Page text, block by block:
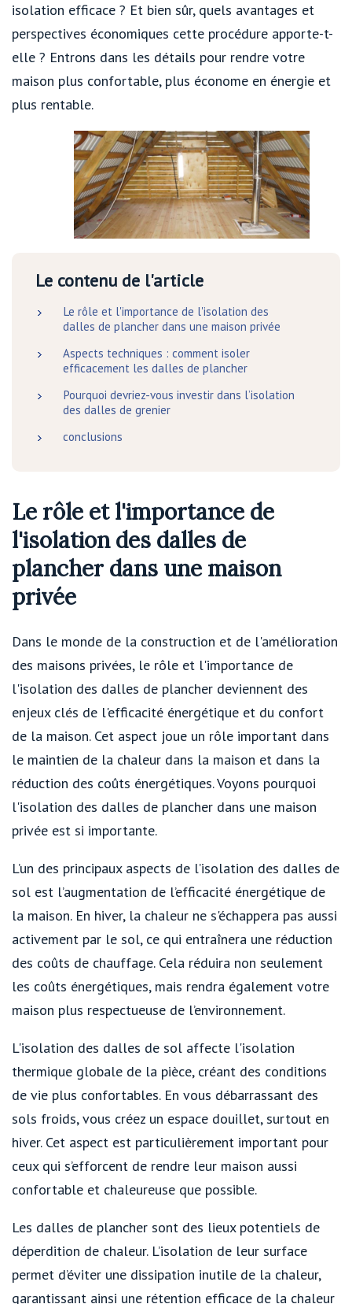
isolation efficace ? Et bien sûr, quels avantages et
perspectives économiques cette procédure apporte-t-
elle ? Entrons dans les détails pour rendre votre
maison plus confortable, plus économe en énergie et
plus rentable.
Le contenu de l'article
Le rôle et l'importance de l'isolation des
dalles de plancher dans une maison privée
Aspects techniques : comment isoler
efficacement les dalles de plancher
Pourquoi devriez-vous investir dans l’isolation
des dalles de grenier
conclusions
Le rôle et l'importance de
l'isolation des dalles de
plancher dans une maison
privée
Dans le monde de la construction et de l'amélioration
des maisons privées, le rôle et l'importance de
l'isolation des dalles de plancher deviennent des
enjeux clés de l'efficacité énergétique et du confort
de la maison. Cet aspect joue un rôle important dans
le maintien de la chaleur dans la maison et dans la
réduction des coûts énergétiques. Voyons pourquoi
l'isolation des dalles de plancher dans une maison
privée est si importante.
L’un des principaux aspects de l’isolation des dalles de
sol est l’augmentation de l’efficacité énergétique de
la maison. En hiver, la chaleur ne s'échappera pas aussi
activement par le sol, ce qui entraînera une réduction
des coûts de chauffage. Cela réduira non seulement
les coûts énergétiques, mais rendra également votre
maison plus respectueuse de l’environnement.
L'isolation des dalles de sol affecte l'isolation
thermique globale de la pièce, créant des conditions
de vie plus confortables. En vous débarrassant des
sols froids, vous créez un espace douillet, surtout en
hiver. Cet aspect est particulièrement important pour
ceux qui s’efforcent de rendre leur maison aussi
confortable et chaleureuse que possible.
Les dalles de plancher sont des lieux potentiels de
déperdition de chaleur. L’isolation de leur surface
permet d’éviter une dissipation inutile de la chaleur,
garantissant ainsi une rétention efficace de la chaleur